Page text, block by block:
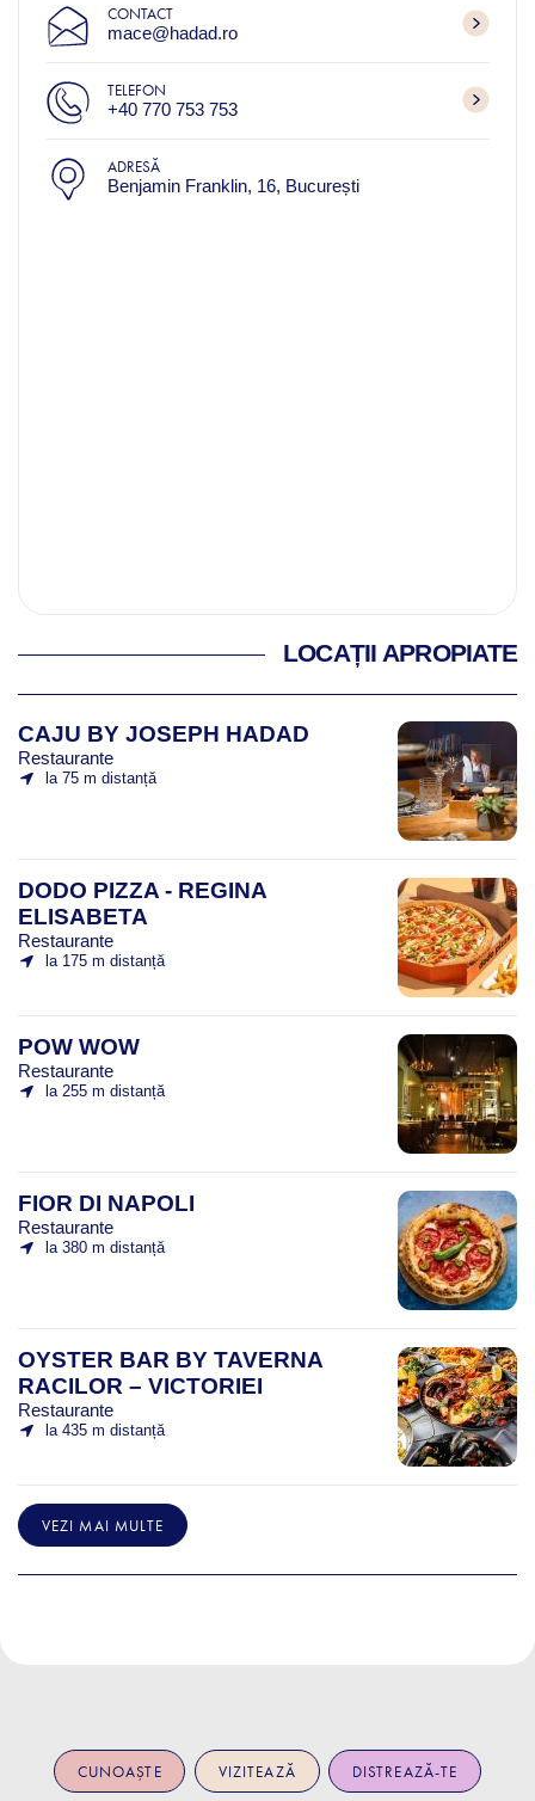
CONTACT
mace@hadad.ro
TELEFON
+40 770 753 753
ADRESĂ
Benjamin Franklin, 16, București
LOCAȚII APROPIATE
CAJU BY JOSEPH HADAD
Restaurante
la 75 m distanță
DODO PIZZA - REGINA
ELISABETA
Restaurante
la 175 m distanță
POW WOW
Restaurante
la 255 m distanță
FIOR DI NAPOLI
Restaurante
la 380 m distanță
OYSTER BAR BY TAVERNA
RACILOR – VICTORIEI
Restaurante
la 435 m distanță
VEZI MAI MULTE
CUNOAȘTE VIZITEAZĂ DISTREAZĂ-TE